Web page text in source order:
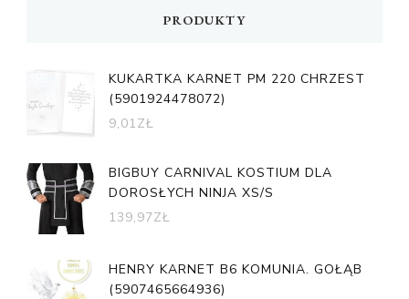
PRODUKTY
KUKARTKA KARNET PM 220 CHRZEST
(5901924478072)
9,01ZŁ
BIGBUY CARNIVAL KOSTIUM DLA
DOROSŁYCH NINJA XS/S
139,97ZŁ
HENRY KARNET B6 KOMUNIA. GOŁĄB
(5907465664936)